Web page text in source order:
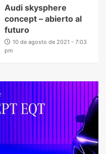
Audi skysphere
concept – abierto al
futuro
10 de agosto de 2021 - 7:03
pm